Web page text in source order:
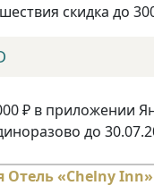
скидка до
₽ в приложении
до